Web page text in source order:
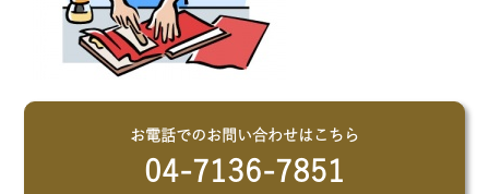
お電話でのお問い合わせはこちら
04-7136-7851